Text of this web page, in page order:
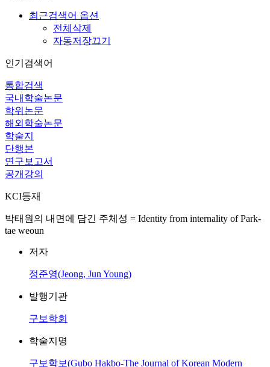
최근검색어 옵션
전체삭제
자동저장끄기
인기검색어
통합검색
국내학술논문
학위논문
해외학술논문
학술지
단행본
연구보고서
공개강의
KCI등재
박태원의 내면에 담긴 주체성 = Identity from internality of Park-
tae weoun
저자
정준영(Jeong, Jun Young)
발행기관
구보학회
학술지명
구보학보(Gubo Hakbo-The Journal of Korean Modern